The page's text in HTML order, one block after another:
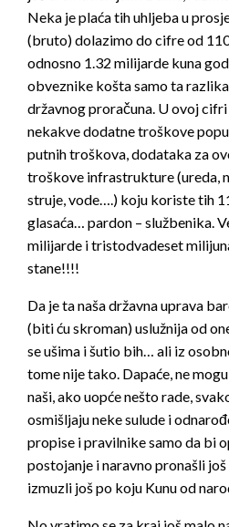
Neka je plaća tih uhljeba u
(bruto) dolazimo do cifre od
odnosno 1.32 milijarde kuna
obveznike košta samo ta
državnog proračuna. U ovoj
nekakve dodatne troškove
putnih troškova, dodataka za
troškove infrastrukture (ureda,
struje, vode….) koju koriste tih
glasaća… pardon – službenika.
milijarde i tristodvadeset
stane!!!!
Da je ta naša državna uprava
(biti ću skroman) uslužnija od
se ušima i šutio bih… ali iz
tome nije tako. Dapaće, ne
naši, ako uopće nešto rade,
osmišljaju neke sulude i
propise i pravilnike samo da bi
postojanje i naravno pronašli
izmuzli još po koju Kunu od